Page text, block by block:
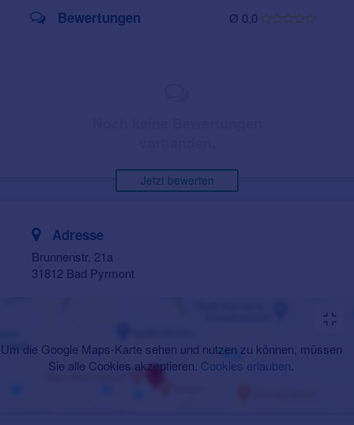
Ø 0,0
Bewertungen
Jetzt bewerten
Adresse
Brunnenstr. 21a
31812 Bad Pyrmont
Um die Google Maps-Karte sehen und nutzen zu können, müssen
Sie alle Cookies akzeptieren. Cookies erlauben